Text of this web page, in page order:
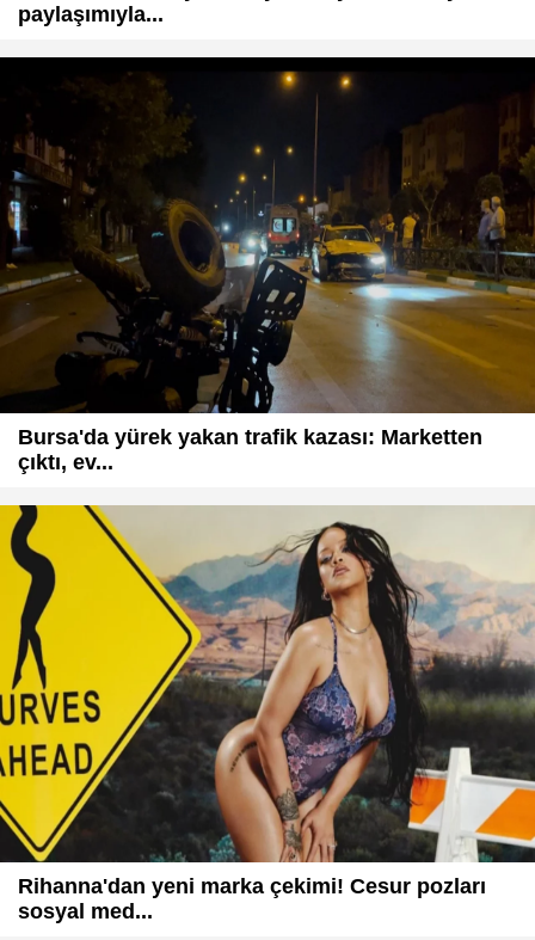
paylaşımıyla...
Bursa'da yürek yakan trafik kazası: Marketten
çıktı, ev...
Rihanna'dan yeni marka çekimi! Cesur pozları
sosyal med...